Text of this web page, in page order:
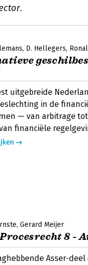
D. Hellegers
uitgebreide
in de
— van arbitrage
financiële
Gerard Meijer
8 -
Asser-